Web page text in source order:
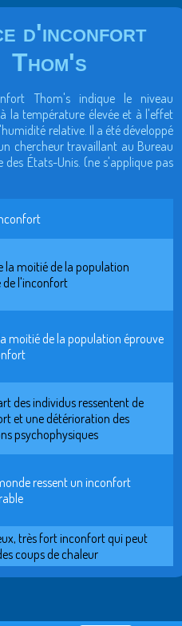
d'inconfort
Thom's
Thom's indique le niveau
la température élevée et à l'effet
relative. Il a été développé
chercheur travaillant au Bureau
des États-Unis. (ne s'applique pas
la moitié de la population
de l'inconfort
moitié de la population éprouve
des individus ressentent de
et une détérioration des
psychophysiques
ressent un inconfort
très fort inconfort qui peut
coups de chaleur